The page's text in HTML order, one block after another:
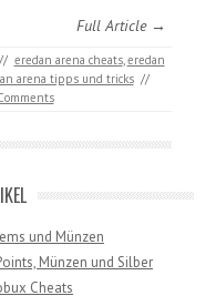
Full Article →
// eredan arena cheats, eredan
arena tipps und tricks //
und Münzen
Münzen und Silber
Cheats